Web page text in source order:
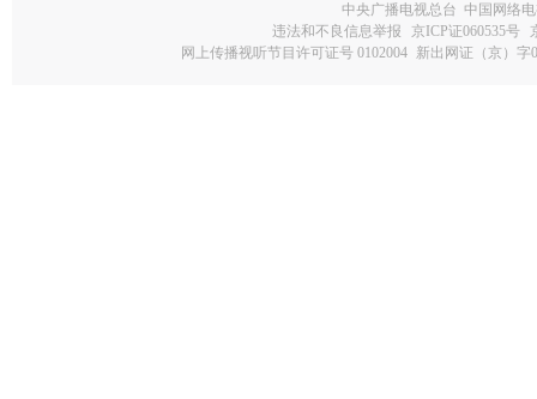
中央广播电视总台 中国网络
违法和不良信息举报
京ICP证060535号
网上传播视听节目许可证号 0102004 新出网证（京）